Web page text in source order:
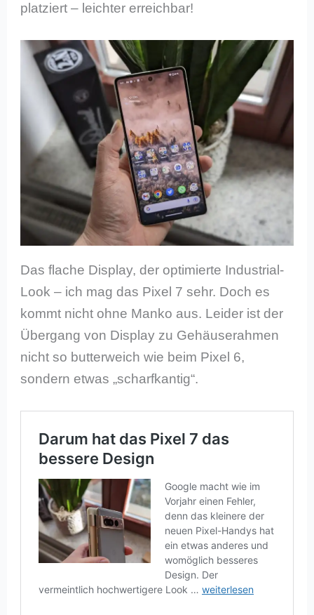
platziert – leichter erreichbar!
Das flache Display, der optimierte Industrial-
Look – ich mag das Pixel 7 sehr. Doch es
kommt nicht ohne Manko aus. Leider ist der
Übergang von Display zu Gehäuserahmen
nicht so butterweich wie beim Pixel 6,
sondern etwas „scharfkantig“.